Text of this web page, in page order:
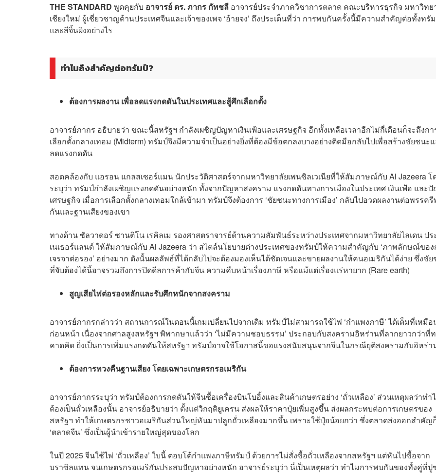
THE STANDARD พูดคุยกับ อาจารย์ ดร. ภากร กัทชลี อาจารย์ประจำภาควิชาการตลาด คณะบริหารธุรกิจ มหาวิทย
เชียงใหม่ ผู้เชี่ยวชาญด้านประเทศจีนและเจ้าของเพจ ‘อ้ายจง’ ถึงประเด็นที่ว่า การพบกันครั้งนี้มีความสำคัญต่อทั้งทรั
และสีจิ้นผิงอย่างไร
ทำไมถึงสำคัญต่อทรัมป์?
ต้องการผลงาน เพื่อลดแรงกดดันในประเทศและสู้ศึกเลือกตั้ง
อาจารย์ภากร อธิบายว่า ขณะนี้สหรัฐฯ กำลังเผชิญปัญหาเงินเฟ้อและเศรษฐกิจ อีกทั้งเหลือเวลาอีกไม่กี่เดือนก็จะถึงกา
เลือกตั้งกลางเทอม (Midterm) ทรัมป์จึงมีความจำเป็นอย่างยิ่งที่ต้องมีข้อตกลงบางอย่างติดมือกลับไปเพื่อสร้างชัยชนะ
ลดแรงกดดัน
สอดคล้องกับ แอรอน แกลสเซอร์แมน นักประวัติศาสตร์จากมหาวิทยาลัยเพนซิลเวเนียที่ให้สัมภาษณ์กับ Al Jazeera โ
ระบุว่า ทรัมป์กำลังเผชิญแรงกดดันอย่างหนัก ทั้งจากปัญหาสงคราม แรงกดดันทางการเมืองในประเทศ เงินเฟ้อ และ
เศรษฐกิจ เมื่อการเลือกตั้งกลางเทอมใกล้เข้ามา ทรัมป์จึงต้องการ ‘ชัยชนะทางการเมือง’ กลับไปอวดผลงานต่อพรรค
กันและฐานเสียงของเขา
ทางด้าน ซัลวาดอร์ ซานติโน เรคิลเม รองศาสตราจารย์ด้านความสัมพันธ์ระหว่างประเทศจากมหาวิทยาลัยไลเดน ปร
เนเธอร์แลนด์ ให้สัมภาษณ์กับ Al Jazeera ว่า สไตล์นโยบายต่างประเทศของทรัมป์ให้ความสำคัญกับ ‘ภาพลักษณ์ของ
เจรจาต่อรอง’ อย่างมาก ดังนั้นผลลัพธ์ที่ได้กลับไปจะต้องมองเห็นได้ชัดเจนและขายผลงานให้คนอเมริกันได้ง่าย ซึ่งชั
ที่จับต้องได้นี้อาจรวมถึงการปิดดีลการค้ากับจีน ความคืบหน้าเรื่องภาษี หรือแม้แต่เรื่องแร่หายาก (Rare earth)
สูญเสียไพ่ต่อรองหลักและรับศึกหนักจากสงคราม
อาจารย์ภากรกล่าวว่า สถานการณ์ในตอนนี้เกมเปลี่ยนไปจากเดิม ทรัมป์ไม่สามารถใช้ไพ่ ‘กำแพงภาษี’ ได้เต็มที่เหมื
ก่อนหน้า เนื่องจากศาลสูงสหรัฐฯ พิพากษาแล้วว่า ‘ไม่มีความชอบธรรม’ ประกอบกับสงครามอิหร่านที่ลากยาวกว่าที่
คาดคิด ยิ่งเป็นการเพิ่มแรงกดดันให้สหรัฐฯ ทรัมป์อาจใช้โอกาสนี้ขอแรงสนับสนุนจากจีนในกรณียุติสงครามกับอิหร่า
ต้องการทวงคืนฐานเสียง โดยเฉพาะเกษตรกรอเมริกัน
อาจารย์ภากรระบุว่า ทรัมป์ต้องการกดดันให้จีนซื้อเครื่องบินโบอิ้งและสินค้าเกษตรอย่าง ‘ถั่วเหลือง’ ส่วนเหตุผลว่าทำ
ต้องเป็นถั่วเหลืองนั้น อาจารย์อธิบายว่า ตั้งแต่วิกฤติยูเครน ส่งผลให้ราคาปุ๋ยเพิ่มสูงขึ้น ส่งผลกระทบต่อการเกษตรของ
สหรัฐฯ ทำให้เกษตรกรชาวอเมริกันส่วนใหญ่หันมาปลูกถั่วเหลืองมากขึ้น เพราะใช้ปุ๋ยน้อยกว่า ซึ่งตลาดส่งออกสำคัญ
‘ตลาดจีน’ ซึ่งเป็นผู้นำเข้ารายใหญ่สุดของโลก
ในปี 2025 จีนใช้ไพ่ ‘ถั่วเหลือง’ ใบนี้ ตอบโต้กำแพงภาษีทรัมป์ ด้วยการไม่สั่งซื้อถั่วเหลืองจากสหรัฐฯ แต่หันไปซื้อจาก
บราซิลแทน จนเกษตรกรอเมริกันประสบปัญหาอย่างหนัก อาจารย์ระบุว่า นี่เป็นเหตุผลว่า ทำไมการพบกันของทั้งคู่ที่ปู